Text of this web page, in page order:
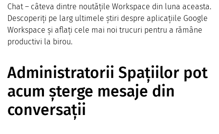
Chat – câteva dintre noutățile Workspace din luna aceasta.
Descoperiți pe larg ultimele știri despre aplicațiile Google
Workspace și aflați cele mai noi trucuri pentru a rămâne
productivi la birou.
Administratorii Spațiilor pot
acum șterge mesaje din
conversații